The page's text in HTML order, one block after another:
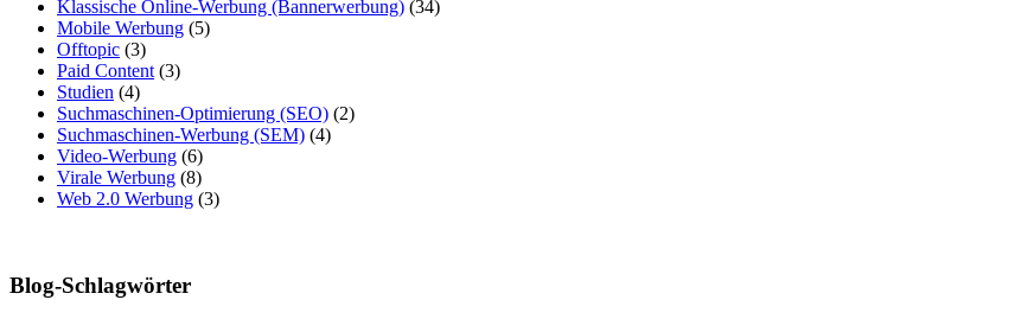
Klassische Online-Werbung (Bannerwerbung) (34)
Mobile Werbung (5)
Offtopic (3)
Paid Content (3)
Studien (4)
Suchmaschinen-Optimierung (SEO) (2)
Suchmaschinen-Werbung (SEM) (4)
Video-Werbung (6)
Virale Werbung (8)
Web 2.0 Werbung (3)
Blog-Schlagwörter